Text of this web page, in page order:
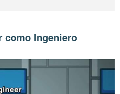
como Ingeniero